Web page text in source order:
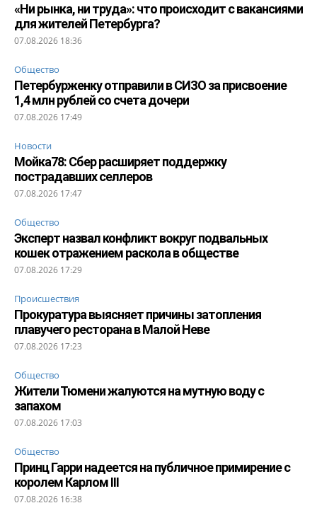
«Ни рынка, ни труда»: что происходит с вакансиями
для жителей Петербурга?
07.08.2026 18:36
Общество
Петербурженку отправили в СИЗО за присвоение
1,4 млн рублей со счета дочери
07.08.2026 17:49
Новости
Мойка78: Сбер расширяет поддержку
пострадавших селлеров
07.08.2026 17:47
Общество
Эксперт назвал конфликт вокруг подвальных
кошек отражением раскола в обществе
07.08.2026 17:29
Происшествия
Прокуратура выясняет причины затопления
плавучего ресторана в Малой Неве
07.08.2026 17:23
Общество
Жители Тюмени жалуются на мутную воду с
запахом
07.08.2026 17:03
Общество
Принц Гарри надеется на публичное примирение с
королем Карлом III
07.08.2026 16:38